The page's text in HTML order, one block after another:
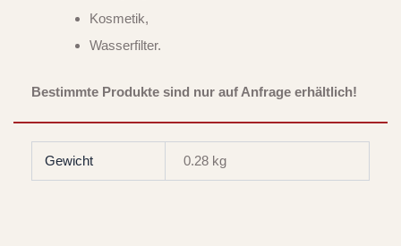
Kosmetik,
Wasserfilter.
Bestimmte Produkte sind nur auf Anfrage erhältlich!
Gewicht 0.28 kg